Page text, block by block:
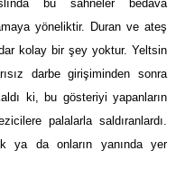
bu sahneler bedava
yöneliktir. Duran ve ateş
kolay bir şey yoktur. Yeltsin
darbe girişiminden sonra
ki, bu gösteriyi yapanların
palalarla saldıranlardı.
ya da onların yanında yer